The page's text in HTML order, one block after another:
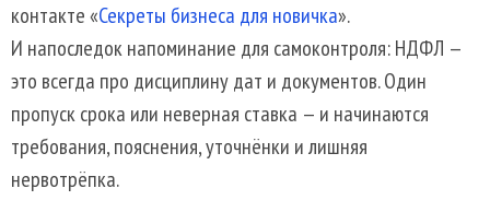
контакте «Секреты бизнеса для новичка».
И напоследок напоминание для самоконтроля: НДФЛ —
это всегда про дисциплину дат и документов. Один
пропуск срока или неверная ставка — и начинаются
требования, пояснения, уточнёнки и лишняя
нервотрёпка.